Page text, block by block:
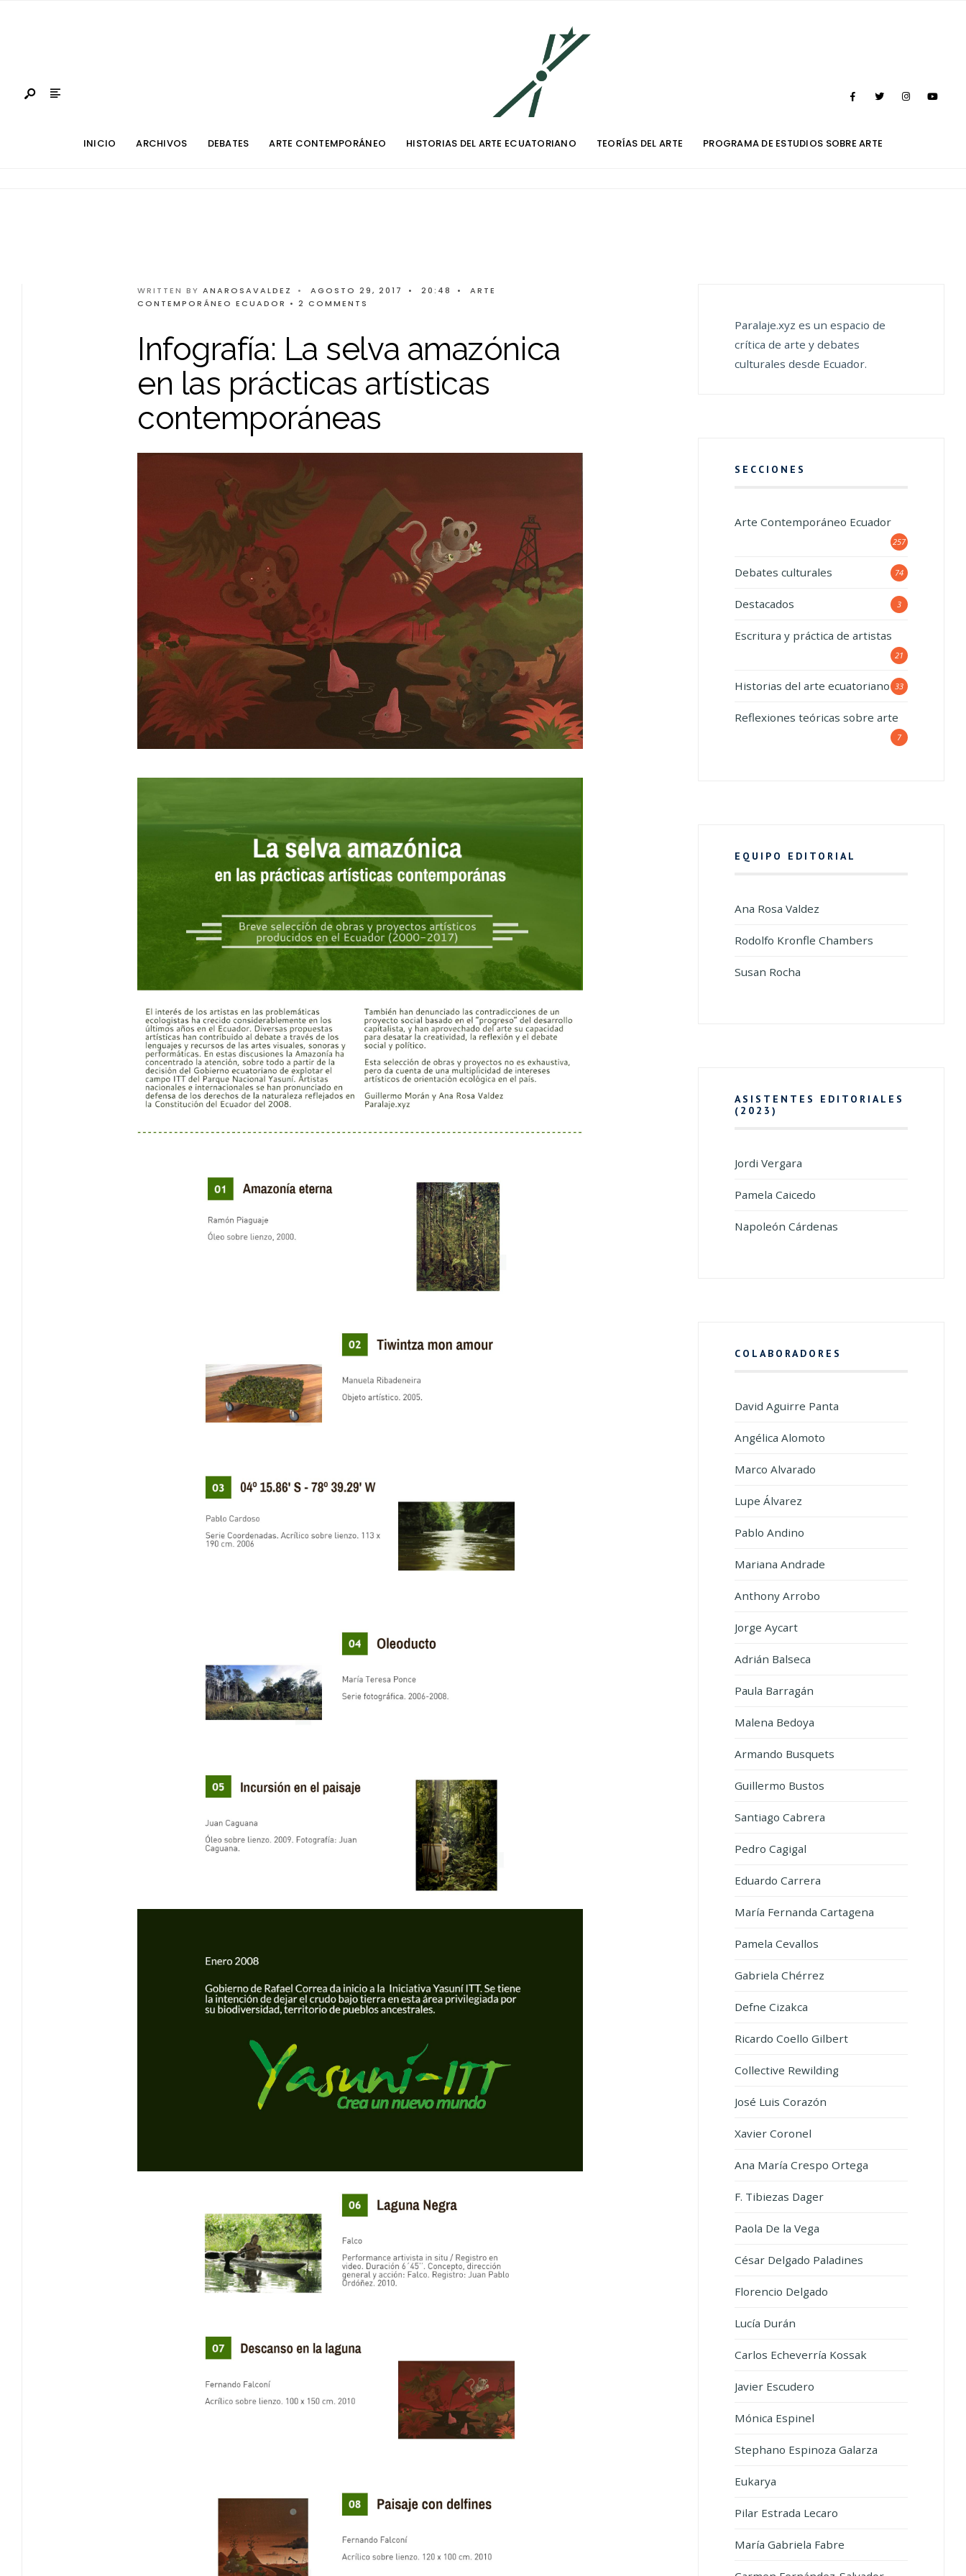
INICIO ARCHIVOS DEBATES ARTE CONTEMPORÁNEO HISTORIAS DEL ARTE ECUATORIANO TEORÍAS DEL ARTE PROGRAMA DE ESTUDIOS SOBRE ARTE
WRITTEN BY ANAROSAVALDEZ • AGOSTO 29, 2017 • 20:48 •
ARTE
CONTEMPORÁNEO ECUADOR • 2 COMMENTS
Infografía: La selva amazónica
en las prácticas artísticas
contemporáneas
Paralaje.xyz es un espacio de
crítica de arte y debates
culturales desde Ecuador.
SECCIONES
Arte Contemporáneo Ecuador
257
Debates culturales 74
Destacados 3
Escritura y práctica de artistas
21
Historias del arte ecuatoriano 33
Reflexiones teóricas sobre arte
7
EQUIPO EDITORIAL
Ana Rosa Valdez
Rodolfo Kronfle Chambers
Susan Rocha
ASISTENTES EDITORIALES
(2023)
Jordi Vergara
Pamela Caicedo
Napoleón Cárdenas
COLABORADORES
David Aguirre Panta
Angélica Alomoto
Marco Alvarado
Lupe Álvarez
Pablo Andino
Mariana Andrade
Anthony Arrobo
Jorge Aycart
Adrián Balseca
Paula Barragán
Malena Bedoya
Armando Busquets
Guillermo Bustos
Santiago Cabrera
Pedro Cagigal
Eduardo Carrera
María Fernanda Cartagena
Pamela Cevallos
Gabriela Chérrez
Defne Cizakca
Ricardo Coello Gilbert
Collective Rewilding
José Luis Corazón
Xavier Coronel
Ana María Crespo Ortega
F. Tibiezas Dager
Paola De la Vega
César Delgado Paladines
Florencio Delgado
Lucía Durán
Carlos Echeverría Kossak
Javier Escudero
Mónica Espinel
Stephano Espinoza Galarza
Eukarya
Pilar Estrada Lecaro
María Gabriela Fabre